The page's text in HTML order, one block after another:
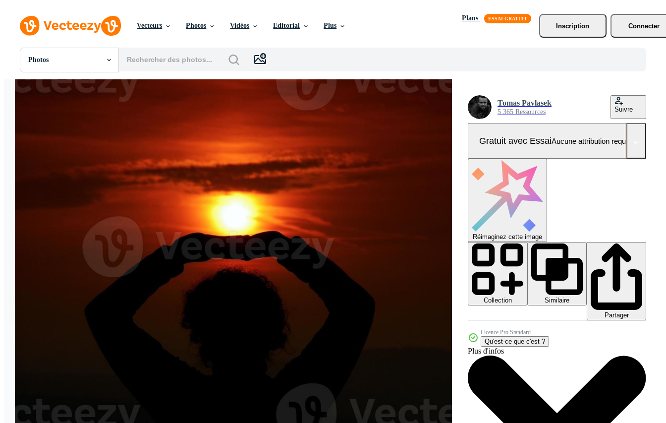
Vecteurs Photos Vidéos Editorial Plus
Plans
Inscription
Connecter
Photos
Toutes Images
Photos
PNGs
Vecteurs
Événements Éditoriaux
Tomas Pavlasek
5 365 Ressources Suivre
Gratuit avec EssaiAucune attribution requise
Réimaginez cette image
Collection
Similaire
Partager
Licence Pro Standard
Qu'est-ce que c'est ?
Plus d'infos